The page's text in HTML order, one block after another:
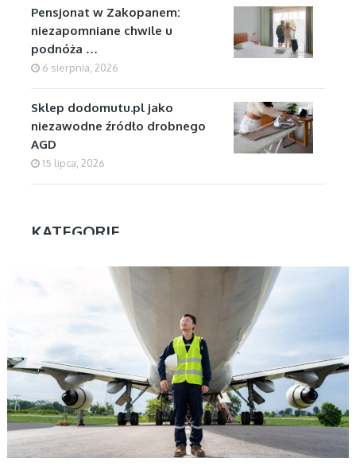
Pensjonat w Zakopanem:
niezapomniane chwile u
podnóża …
6 sierpnia, 2026
Sklep dodomutu.pl jako
niezawodne źródło drobnego
AGD
15 lipca, 2026
KATEGORIE
Aktualności
Firmy
Kuchnia
Motoryzacja
Nauka
Ogłoszenia